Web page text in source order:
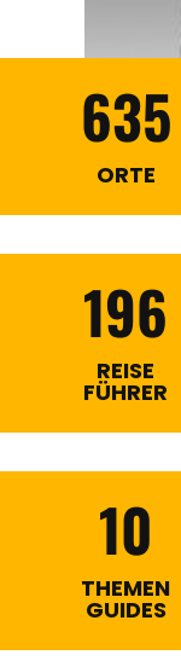
635
ORTE
196
REISE
FÜHRER
10
THEMEN
GUIDES